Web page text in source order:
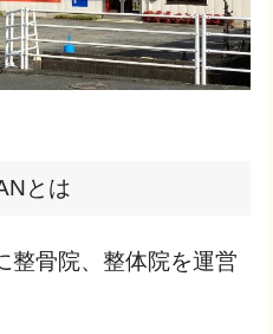
とは
整骨院、整体院を運営